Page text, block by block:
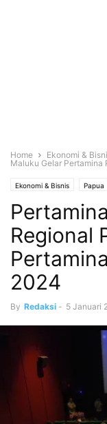
Home Ekonomi &
Maluku Gelar Pertamina
Ekonomi & Bisnis Papua
Regional
2024
By Redaksi - 5 Januari